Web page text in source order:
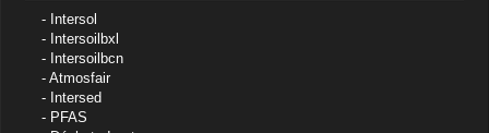
Intersol
Intersoilbxl
Intersoilbcn
Atmosfair
Intersed
PFAS